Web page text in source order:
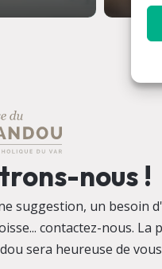
nous !
suggestion, un besoin
contactez-nous. La
sera heureuse de